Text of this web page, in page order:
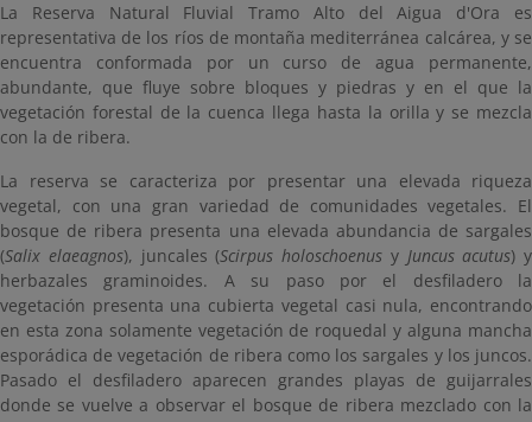
La Reserva Natural Fluvial Tramo Alto del Aigua d'Ora es
representativa de los ríos de montaña mediterránea calcárea, y se
encuentra conformada por un curso de agua permanente,
abundante, que fluye sobre bloques y piedras y en el que la
vegetación forestal de la cuenca llega hasta la orilla y se mezcla
con la de ribera.
La reserva se caracteriza por presentar una elevada riqueza
vegetal, con una gran variedad de comunidades vegetales. El
bosque de ribera presenta una elevada abundancia de sargales
(Salix elaeagnos), juncales (Scirpus holoschoenus y Juncus acutus) y
herbazales graminoides. A su paso por el desfiladero la
vegetación presenta una cubierta vegetal casi nula, encontrando
en esta zona solamente vegetación de roquedal y alguna mancha
esporádica de vegetación de ribera como los sargales y los juncos.
Pasado el desfiladero aparecen grandes playas de guijarrales
donde se vuelve a observar el bosque de ribera mezclado con la